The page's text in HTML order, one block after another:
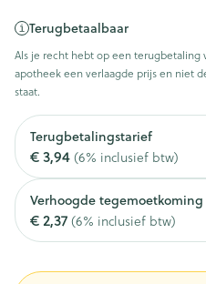
Terugbetaalbaar
Als je recht hebt op een
apotheek een verlaagde prijs en niet
staat.
Terugbetalingstarief
€ 3,94(6% inclusief btw)
Verhoogde tegemoetkoming
€ 2,37(6% inclusief btw)